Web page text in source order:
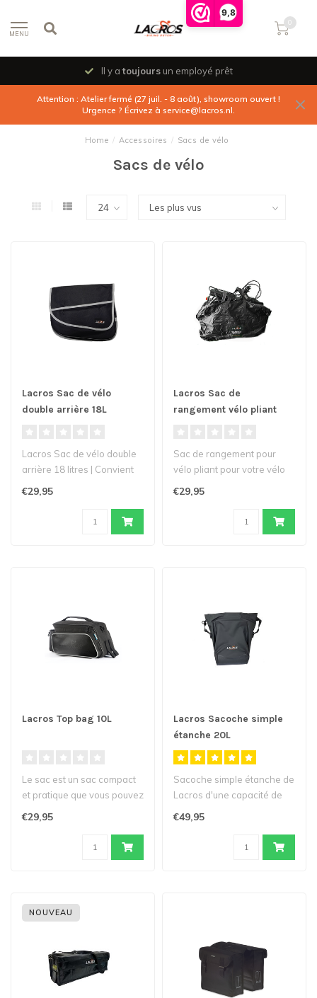
9,8
MENU
0
Il y atoujoursun employé prêt
Attention : Atelier fermé (27 juil. - 8 août), showroom ouvert !
Urgence ? Écrivez à service@lacros.nl.
Home / Accessoires / Sacs de vélo
Sacs de vélo
Lacros Sac de vélo
double arrière 18L
Lacros Sac de vélo double
arrière 18 litres | Convient
€29,95
Lacros Sac de
rangement vélo pliant
Sac de rangement pour
vélo pliant pour votre vélo
€29,95
Lacros Top bag 10L
Le sac est un sac compact
et pratique que vous pouvez
€29,95
Lacros Sacoche simple
étanche 20L
Sacoche simple étanche de
Lacros d'une capacité de
€49,95
NOUVEAU